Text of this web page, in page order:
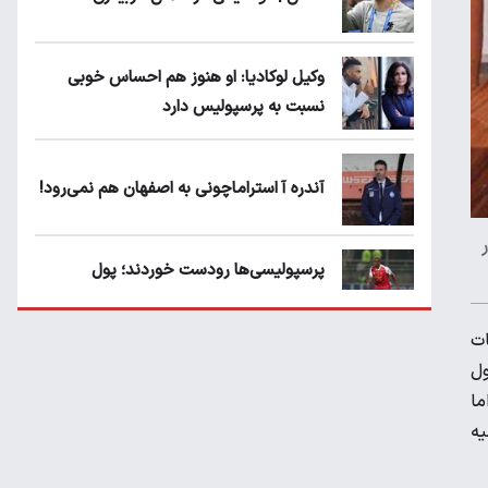
وکیل لوکادیا: او هنوز هم احساس خوبی
نسبت به پرسپولیس دارد
آندره آ استراماچونی به اصفهان هم نمی‌رود!
پرسپولیسی‌ها رودست خوردند؛ پول